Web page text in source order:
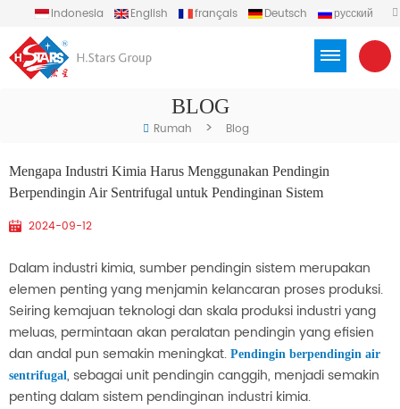
Indonesia English français Deutsch
русский
BLOG
Rumah > Blog
Mengapa Industri Kimia Harus Menggunakan Pendingin
Berpendingin Air Sentrifugal untuk Pendinginan Sistem
2024-09-12
Dalam industri kimia, sumber pendingin sistem merupakan
elemen penting yang menjamin kelancaran proses produksi.
Seiring kemajuan teknologi dan skala produksi industri yang
meluas, permintaan akan peralatan pendingin yang efisien
dan andal pun semakin meningkat. Pendingin berpendingin air
sentrifugal, sebagai unit pendingin canggih, menjadi semakin
penting dalam sistem pendinginan industri kimia.